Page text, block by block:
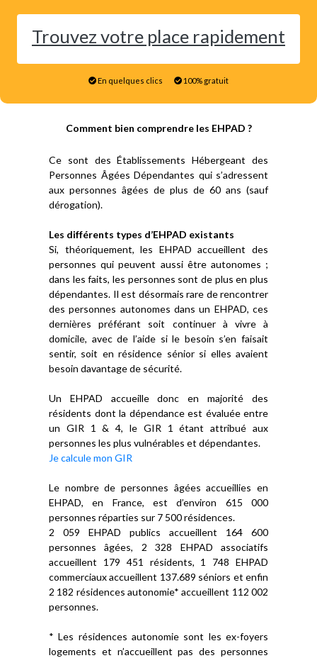
Trouvez votre place rapidement
En quelques clics 100% gratuit
Comment bien comprendre les EHPAD ?
Ce sont des Établissements Hébergeant des
Personnes Âgées Dépendantes qui s’adressent
aux personnes âgées de plus de 60 ans (sauf
dérogation).
Les différents types d’EHPAD existants
Si, théoriquement, les EHPAD accueillent des
personnes qui peuvent aussi être autonomes ;
dans les faits, les personnes sont de plus en plus
dépendantes. Il est désormais rare de rencontrer
des personnes autonomes dans un EHPAD, ces
dernières préférant soit continuer à vivre à
domicile, avec de l’aide si le besoin s’en faisait
sentir, soit en résidence sénior si elles avaient
besoin davantage de sécurité.
Un EHPAD accueille donc en majorité des
résidents dont la dépendance est évaluée entre
un GIR 1 & 4, le GIR 1 étant attribué aux
personnes les plus vulnérables et dépendantes.
Je calcule mon GIR
Le nombre de personnes âgées accueillies en
EHPAD, en France, est d’environ 615 000
personnes réparties sur 7 500 résidences.
2 059 EHPAD publics accueillent 164 600
personnes âgées, 2 328 EHPAD associatifs
accueillent 179 451 résidents, 1 748 EHPAD
commerciaux accueillent 137.689 séniors et enfin
2 182 résidences autonomie* accueillent 112 002
personnes.
* Les résidences autonomie sont les ex-foyers
logements et n’accueillent pas des personnes